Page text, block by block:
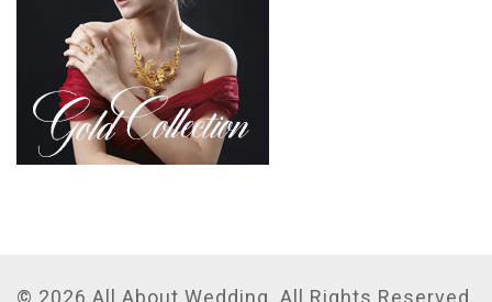
© 2026 All About Wedding. All Rights Reserved.